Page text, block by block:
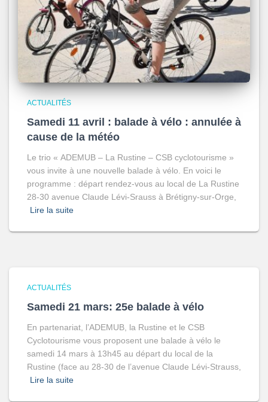
ACTUALITÉS
Samedi 11 avril : balade à vélo : annulée à
cause de la météo
Le trio « ADEMUB – La Rustine – CSB cyclotourisme »
vous invite à une nouvelle balade à vélo. En voici le
programme : départ rendez-vous au local de La Rustine
28-30 avenue Claude Lévi-Srauss à Brétigny-sur-Orge,
Lire la suite
ACTUALITÉS
Samedi 21 mars: 25e balade à vélo
En partenariat, l’ADEMUB, la Rustine et le CSB
Cyclotourisme vous proposent une balade à vélo le
samedi 14 mars à 13h45 au départ du local de la
Rustine (face au 28-30 de l’avenue Claude Lévi-Strauss,
Lire la suite